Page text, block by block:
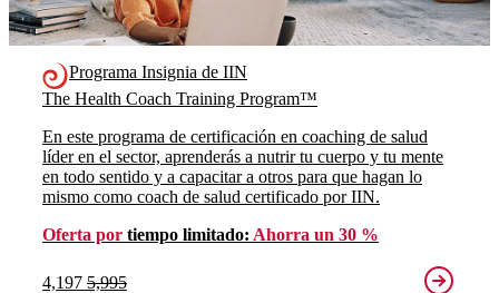
Programa Insignia de IIN
The Health Coach Training Program™
En este programa de certificación en coaching de salud
líder en el sector, aprenderás a nutrir tu cuerpo y tu mente
en todo sentido y a capacitar a otros para que hagan lo
mismo como coach de salud certificado por IIN.
Oferta por tiempo limitado: Ahorra un 30 %
4,197 5,995